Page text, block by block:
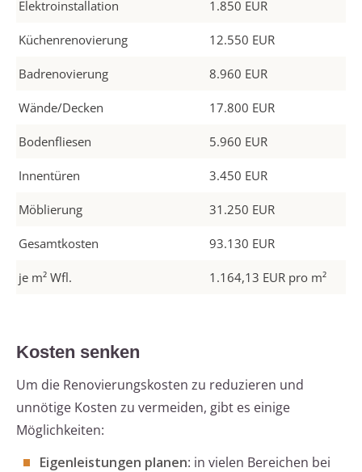
Elektroinstallation 1.850 EUR
Küchenrenovierung 12.550 EUR
Badrenovierung 8.960 EUR
Wände/Decken 17.800 EUR
Bodenfliesen 5.960 EUR
Innentüren 3.450 EUR
Möblierung 31.250 EUR
Gesamtkosten 93.130 EUR
je m² Wfl. 1.164,13 EUR pro m²
Kosten senken
Um die Renovierungskosten zu reduzieren und
unnötige Kosten zu vermeiden, gibt es einige
Möglichkeiten:
Eigenleistungen planen: in vielen Bereichen bei